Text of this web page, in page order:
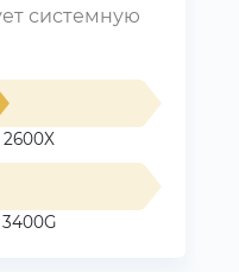
системную
2600X